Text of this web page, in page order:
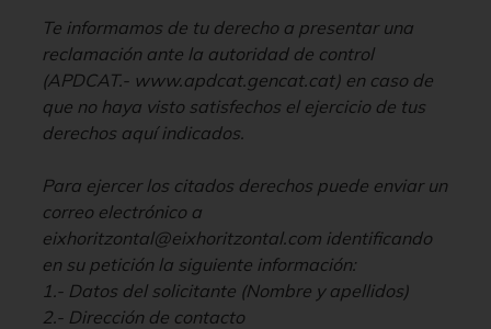
Te informamos de tu derecho a presentar una
reclamación ante la autoridad de control
(APDCAT.- www.apdcat.gencat.cat) en caso de
que no haya visto satisfechos el ejercicio de tus
derechos aquí indicados.
Para ejercer los citados derechos puede enviar un
correo electrónico a
eixhoritzontal@eixhoritzontal.com identificando
en su petición la siguiente información:
1.- Datos del solicitante (Nombre y apellidos)
2.- Dirección de contacto